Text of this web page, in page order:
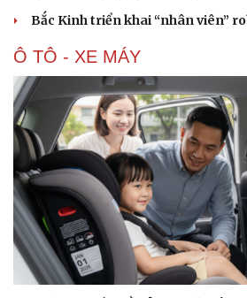
Bắc Kinh triển khai “nhân viên”
Ô TÔ - XE MÁY